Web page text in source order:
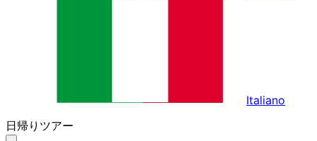
Italiano
日帰りツアー